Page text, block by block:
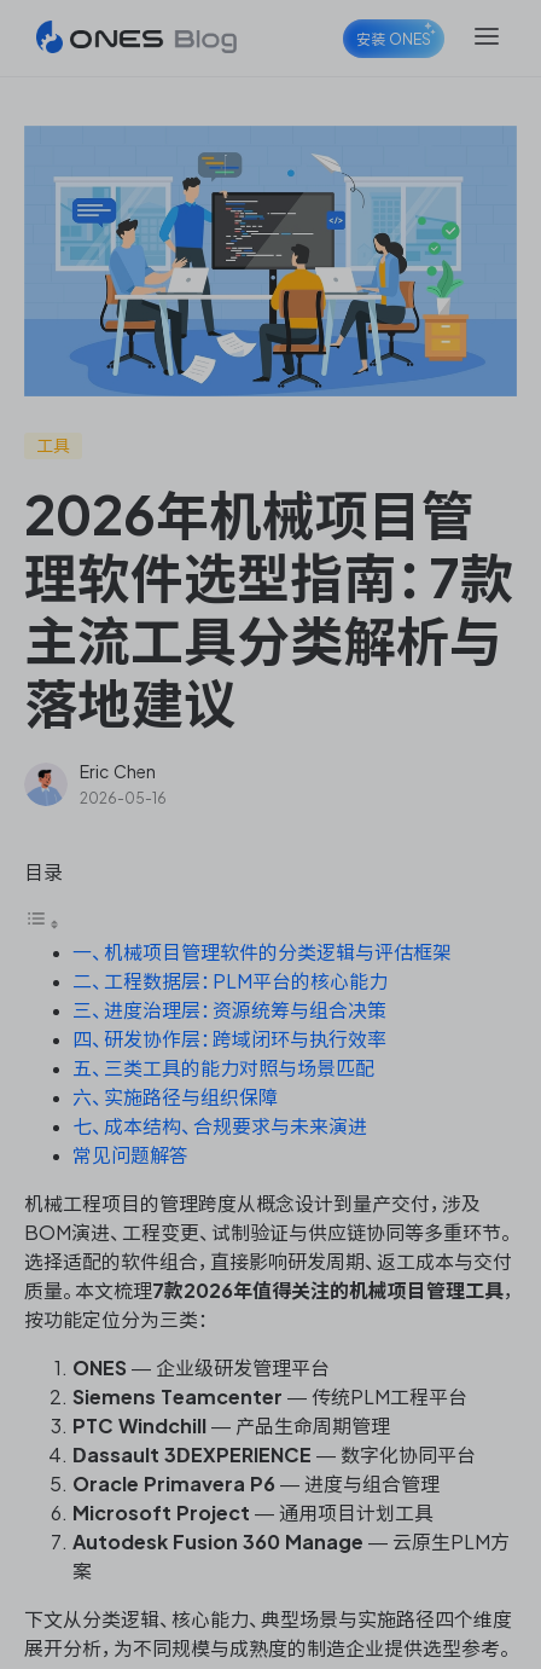
ONES Project
ONES Wiki
ONES Desk
ONES Assistant
敏捷研发管理
企业知识库管理
研发效能管理
DevOps
资源和工时管理
服务台和工单管理
IPD 研发管理
ASPICE 研发管理
ONES 资讯
安装 ONES
工具
2026年机械项目管
理软件选型指南：7款
主流工具分类解析与
落地建议
Eric Chen
2026-05-16
目录
一、机械项目管理软件的分类逻辑与评估框架
二、工程数据层：PLM平台的核心能力
三、进度治理层：资源统筹与组合决策
四、研发协作层：跨域闭环与执行效率
五、三类工具的能力对照与场景匹配
六、实施路径与组织保障
七、成本结构、合规要求与未来演进
常见问题解答
机械工程项目的管理跨度从概念设计到量产交付，涉及
BOM演进、工程变更、试制验证与供应链协同等多重环节。
选择适配的软件组合，直接影响研发周期、返工成本与交付
质量。本文梳理7款2026年值得关注的机械项目管理工具，
按功能定位分为三类：
ONES — 企业级研发管理平台
Siemens Teamcenter — 传统PLM工程平台
PTC Windchill
— 产品生命周期管理
Dassault 3DEXPERIENCE — 数字化协同平台
Oracle Primavera P6 — 进度与组合管理
Microsoft Project — 通用项目计划工具
Autodesk Fusion 360 Manage — 云原生PLM方
案
下文从分类逻辑、核心能力、典型场景与实施路径四个维度
展开分析，为不同规模与成熟度的制造企业提供选型参考。